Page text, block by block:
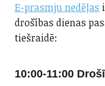
E-prasmju nedēļas
drošības dienas
tiešraidē:
10:00-11:00